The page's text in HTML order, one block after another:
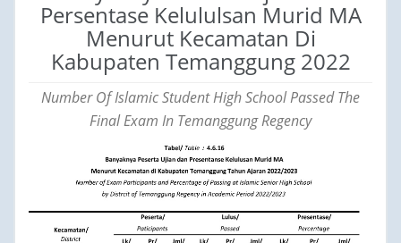
Persentase Kelululsan Murid MA
Menurut Kecamatan Di
Kabupaten Temanggung 2022
Number Of Islamic Student High School Passed The
Final Exam In Temanggung Regency